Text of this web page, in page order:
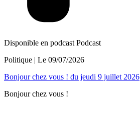
Disponible en podcast Podcast
Politique | Le 09/07/2026
Bonjour chez vous ! du jeudi 9 juillet 2026
Bonjour chez vous !